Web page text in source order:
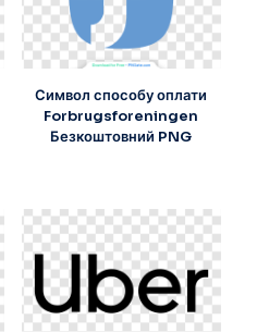
Символ способу оплати
Forbrugsforeningen
Безкоштовний PNG